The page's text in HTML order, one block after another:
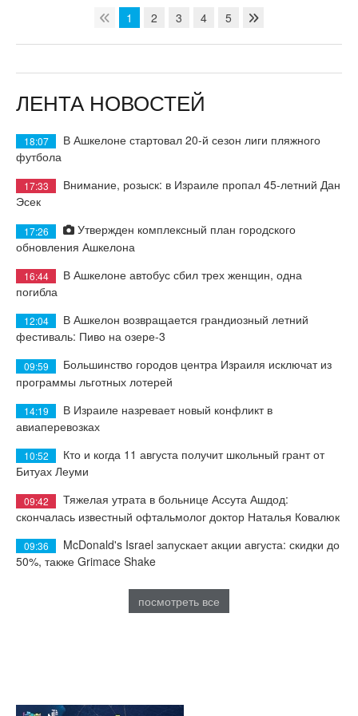
1 2 3 4 5
ЛЕНТА НОВОСТЕЙ
18:07
В Ашкелоне стартовал 20-й сезон лиги пляжного
футбола
17:33
Внимание, розыск: в Израиле пропал 45-летний Дан
Эсек
17:26
Утвержден комплексный план городского
обновления Ашкелона
16:44
В Ашкелоне автобус сбил трех женщин, одна
погибла
12:04
В Ашкелон возвращается грандиозный летний
фестиваль: Пиво на озере-3
09:59
Большинство городов центра Израиля исключат из
программы льготных лотерей
14:19
В Израиле назревает новый конфликт в
авиаперевозках
10:52
Кто и когда 11 августа получит школьный грант от
Битуах Леуми
09:42
Тяжелая утрата в больнице Ассута Ашдод:
скончалась известный офтальмолог доктор Наталья Ковалюк
09:36
McDonald's Israel запускает акции августа: скидки до
50%, также Grimace Shake
посмотреть все